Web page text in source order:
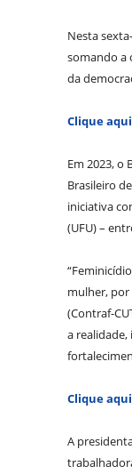
Nesta
somando a
da
Clique aqui
Em 2023,
Brasileiro
iniciativa
(UFU) –
mulher, por
(Contraf-
a
Clique aqui
A